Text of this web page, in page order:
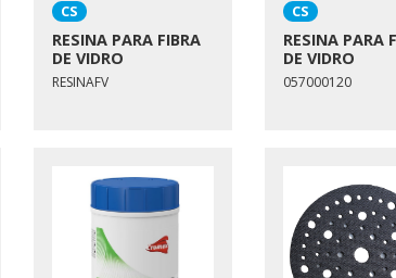
CS
RESINA PARA FIBRA
DE VIDRO
RESINAFV
CS
RESINA PARA
DE VIDRO
057000120